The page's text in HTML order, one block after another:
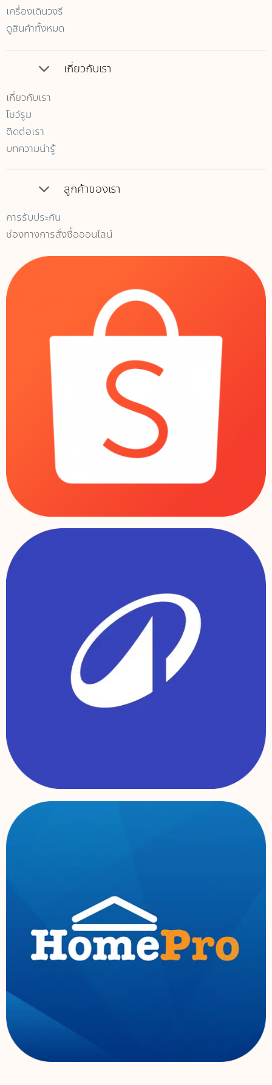
เครื่องเดินวงรี
ดูสินค้าทั้งหมด
เกี่ยวกับเรา
เกี่ยวกับเรา
โชว์รูม
ติดต่อเรา
บทความน่ารู้
ลูกค้าของเรา
การรับประกัน
ช่องทางการสั่งซื้อออนไลน์